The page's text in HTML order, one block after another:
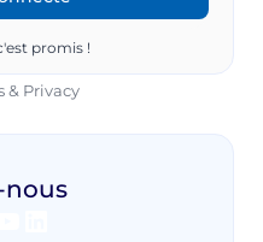
promis !
& Privacy
nous